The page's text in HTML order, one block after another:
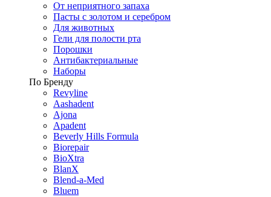
От неприятного запаха
Пасты с золотом и серебром
Для животных
Гели для полости рта
Порошки
Антибактериальные
Наборы
По Бренду
Revyline
Aashadent
Ajona
Apadent
Beverly Hills Formula
Biorepair
BioXtra
BlanX
Blend-a-Med
Bluem